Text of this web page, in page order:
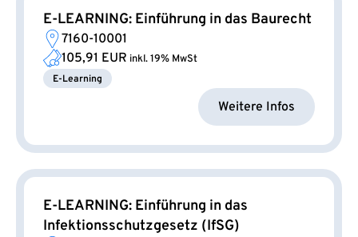
E-LEARNING: Einführung in das Baurecht
7160-10001
105,91 EUR inkl. 19% MwSt
E-Learning
Weitere Infos
E-LEARNING: Einführung in das
Infektionsschutzgesetz (IfSG)